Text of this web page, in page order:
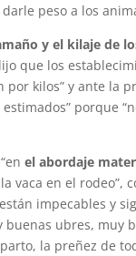
peso a los
y el kilaje de
que los
por kilos” y ante la
porque
el abordaje
vaca en el rodeo”,
impecables y
buenas ubres, muy
la preñez de